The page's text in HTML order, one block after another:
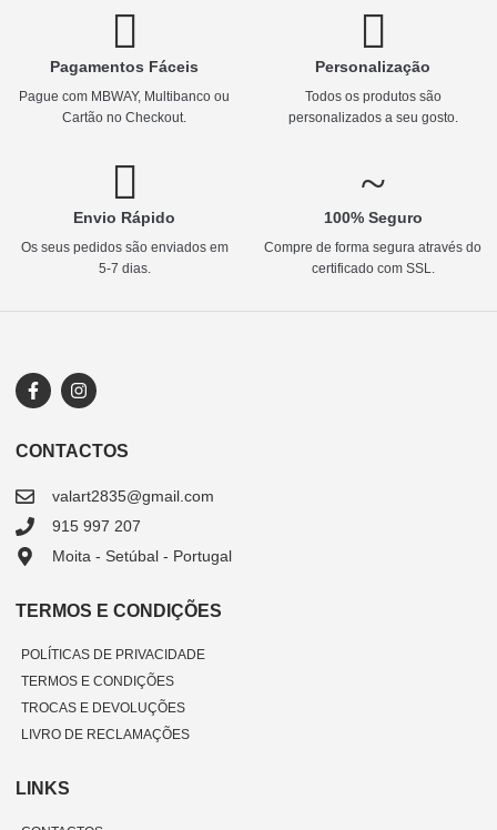
Pagamentos Fáceis
Pague com MBWAY, Multibanco ou
Cartão no Checkout.
Personalização
Todos os produtos são
personalizados a seu gosto.
Envio Rápido
Os seus pedidos são enviados em
5-7 dias.
100% Seguro
Compre de forma segura através do
certificado com SSL.
CONTACTOS
valart2835@gmail.com
915 997 207
Moita - Setúbal - Portugal
TERMOS E CONDIÇÕES
POLÍTICAS DE PRIVACIDADE
TERMOS E CONDIÇÕES
TROCAS E DEVOLUÇÕES
LIVRO DE RECLAMAÇÕES
LINKS